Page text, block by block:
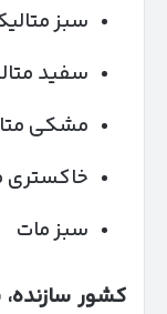
سبز
سفید
مشکی
خاکستری
سبز مات
کشور